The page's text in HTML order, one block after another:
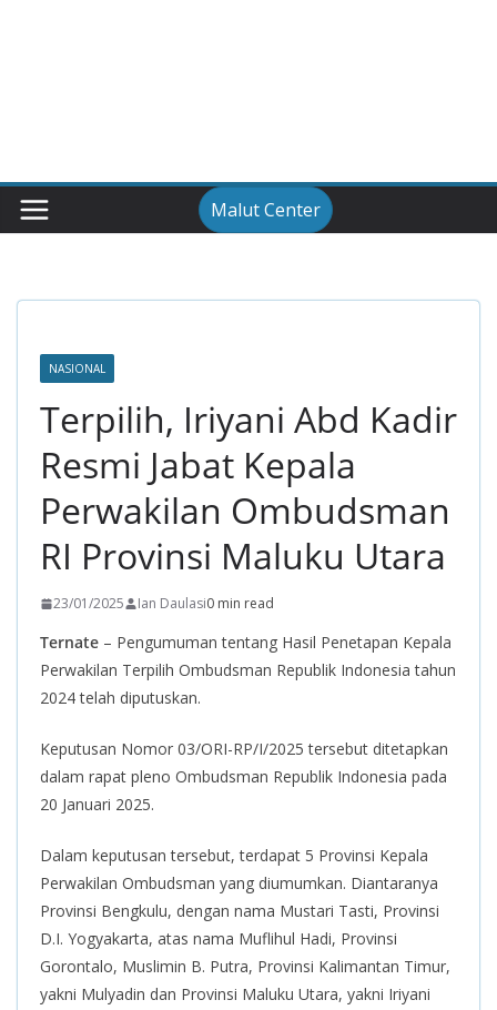
Malut Center
NASIONAL
Terpilih, Iriyani Abd Kadir
Resmi Jabat Kepala
Perwakilan Ombudsman
RI Provinsi Maluku Utara
23/01/2025 Ian Daulasi0 min read
Ternate – Pengumuman tentang Hasil Penetapan Kepala
Perwakilan Terpilih Ombudsman Republik Indonesia tahun
2024 telah diputuskan.
Keputusan Nomor 03/ORI-RP/I/2025 tersebut ditetapkan
dalam rapat pleno Ombudsman Republik Indonesia pada
20 Januari 2025.
Dalam keputusan tersebut, terdapat 5 Provinsi Kepala
Perwakilan Ombudsman yang diumumkan. Diantaranya
Provinsi Bengkulu, dengan nama Mustari Tasti, Provinsi
D.I. Yogyakarta, atas nama Muflihul Hadi, Provinsi
Gorontalo, Muslimin B. Putra, Provinsi Kalimantan Timur,
yakni Mulyadin dan Provinsi Maluku Utara, yakni Iriyani